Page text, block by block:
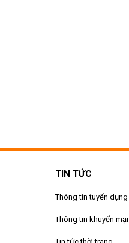
TIN TỨC
Thông tin tuyển dụng
Thông tin khuyến mại